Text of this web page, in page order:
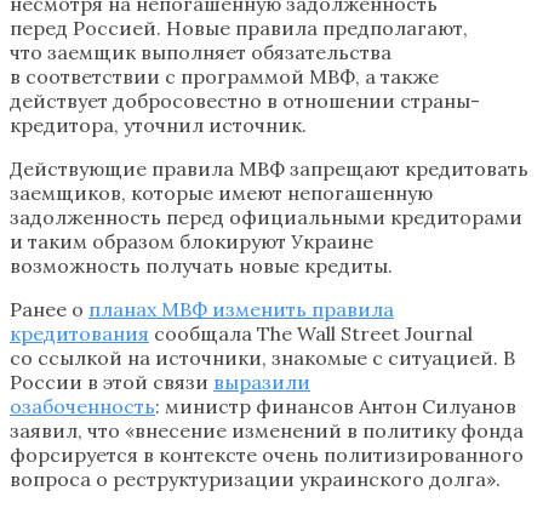
перед Россией. Новые правила предполагают,
что заемщик выполняет обязательства
в соответствии с программой МВФ, а также
действует добросовестно в отношении страны-
кредитора, уточнил источник.
Действующие правила МВФ запрещают кредитовать
заемщиков, которые имеют непогашенную
задолженность перед официальными кредиторами
и таким образом блокируют Украине
возможность получать новые кредиты.
Ранее о планах МВФ изменить правила
кредитования сообщала The Wall Street Journal
со ссылкой на источники, знакомые с ситуацией. В
России в этой связи выразили
озабоченность: министр финансов Антон Силуанов
заявил, что «внесение изменений в политику фонда
форсируется в контексте очень политизированного
вопроса о реструктуризации украинского долга».